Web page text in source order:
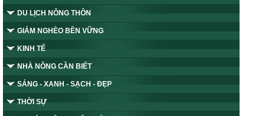
DU LỊCH NÔNG THÔN
GIẢM NGHÈO BỀN VỮNG
KINH TẾ
NHÀ NÔNG CẦN BIẾT
SÁNG - XANH - SẠCH - ĐẸP
THỜI SỰ